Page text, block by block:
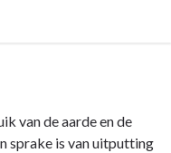
van de aarde en de
sprake is van uitputting